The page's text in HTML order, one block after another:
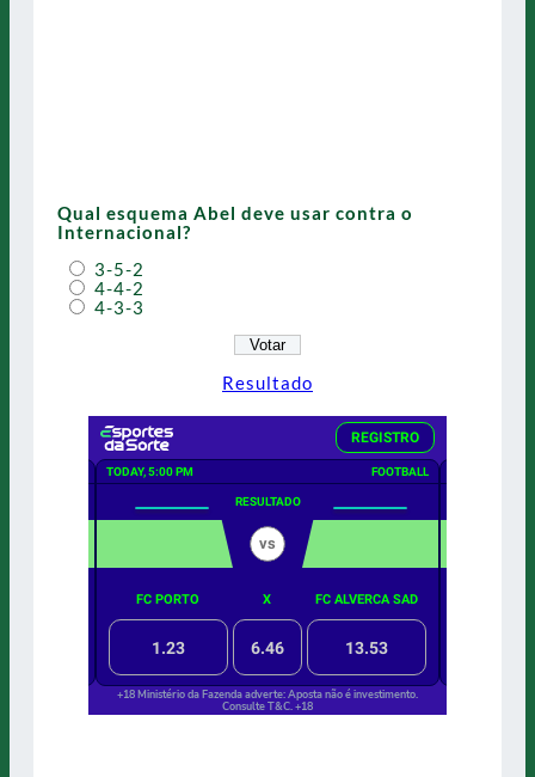
Qual esquema Abel deve usar contra o
Internacional?
3-5-2
4-4-2
4-3-3
Resultado